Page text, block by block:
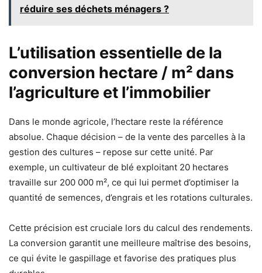
réduire ses déchets ménagers ?
L’utilisation essentielle de la
conversion hectare / m² dans
l’agriculture et l’immobilier
Dans le monde agricole, l’hectare reste la référence
absolue. Chaque décision – de la vente des parcelles à la
gestion des cultures – repose sur cette unité. Par
exemple, un cultivateur de blé exploitant 20 hectares
travaille sur 200 000 m², ce qui lui permet d’optimiser la
quantité de semences, d’engrais et les rotations culturales.
Cette précision est cruciale lors du calcul des rendements.
La conversion garantit une meilleure maîtrise des besoins,
ce qui évite le gaspillage et favorise des pratiques plus